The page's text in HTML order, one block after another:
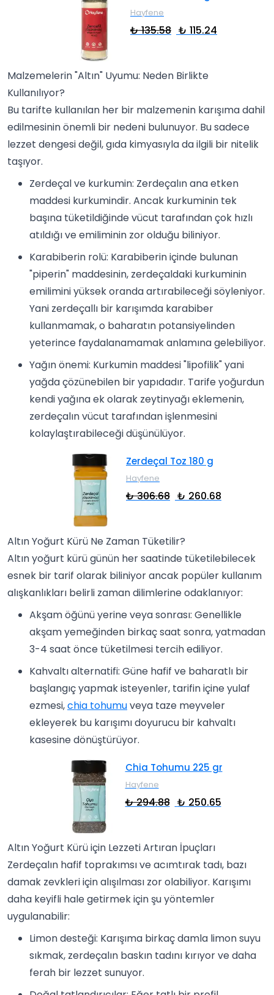
Hayfene
₺ 135.58 ₺ 115.24
Malzemelerin "Altın" Uyumu: Neden Birlikte
Kullanılıyor?
Bu tarifte kullanılan her bir malzemenin karışıma dahil
edilmesinin önemli bir nedeni bulunuyor. Bu sadece
lezzet dengesi değil, gıda kimyasıyla da ilgili bir nitelik
taşıyor.
Zerdeçal ve kurkumin: Zerdeçalın ana etken
maddesi kurkumindir. Ancak kurkuminin tek
başına tüketildiğinde vücut tarafından çok hızlı
atıldığı ve emiliminin zor olduğu biliniyor.
Karabiberin rolü: Karabiberin içinde bulunan
"piperin" maddesinin, zerdeçaldaki kurkuminin
emilimini yüksek oranda artırabileceği söyleniyor.
Yani zerdeçallı bir karışımda karabiber
kullanmamak, o baharatın potansiyelinden
yeterince faydalanamamak anlamına gelebiliyor.
Yağın önemi: Kurkumin maddesi "lipofilik" yani
yağda çözünebilen bir yapıdadır. Tarife yoğurdun
kendi yağına ek olarak zeytinyağı eklemenin,
zerdeçalın vücut tarafından işlenmesini
kolaylaştırabileceği düşünülüyor.
Zerdeçal Toz 180 g
Hayfene
₺ 306.68 ₺ 260.68
Altın Yoğurt Kürü Ne Zaman Tüketilir?
Altın yoğurt kürü günün her saatinde tüketilebilecek
esnek bir tarif olarak biliniyor ancak popüler kullanım
alışkanlıkları belirli zaman dilimlerine odaklanıyor:
Akşam öğünü yerine veya sonrası: Genellikle
akşam yemeğinden birkaç saat sonra, yatmadan
3-4 saat önce tüketilmesi tercih ediliyor.
Kahvaltı alternatifi: Güne hafif ve baharatlı bir
başlangıç yapmak isteyenler, tarifin içine yulaf
ezmesi,chia tohumuveya taze meyveler
ekleyerek bu karışımı doyurucu bir kahvaltı
kasesine dönüştürüyor.
Chia Tohumu 225 gr
Hayfene
₺ 294.88 ₺ 250.65
Altın Yoğurt Kürü için Lezzeti Artıran İpuçları
Zerdeçalın hafif toprakımsı ve acımtırak tadı, bazı
damak zevkleri için alışılması zor olabiliyor. Karışımı
daha keyifli hale getirmek için şu yöntemler
uygulanabilir:
Limon desteği: Karışıma birkaç damla limon suyu
sıkmak, zerdeçalın baskın tadını kırıyor ve daha
ferah bir lezzet sunuyor.